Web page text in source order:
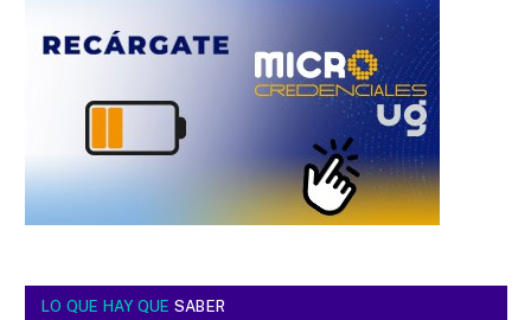
LO QUE HAY QUE SABER